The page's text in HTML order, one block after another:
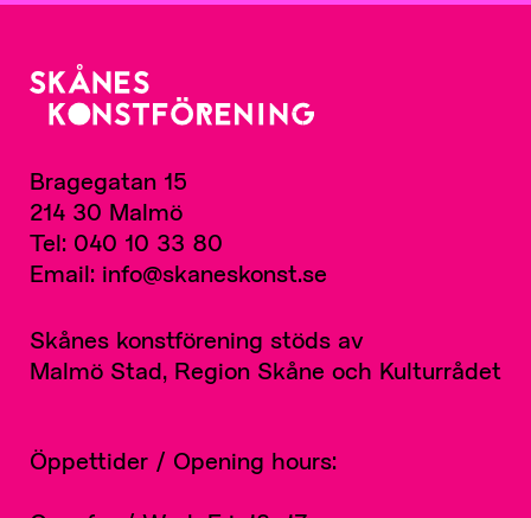
Bragegatan 15
214 30 Malmö
Tel: 040 10 33 80
Email: info@skaneskonst.se
Skånes konstförening stöds av
Malmö Stad, Region Skåne och Kulturrådet
Öppettider / Opening hours: